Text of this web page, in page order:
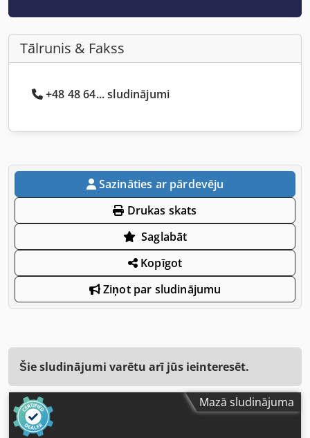
Tālrunis & Fakss
+48 48 64... sludinājumi
Sazināties ar pārdevēju
Drukas skats
Saglabāt
Kopīgot
Ziņot par sludinājumu
Šie sludinājumi varētu arī jūs ieinteresēt.
Mazā sludinājuma